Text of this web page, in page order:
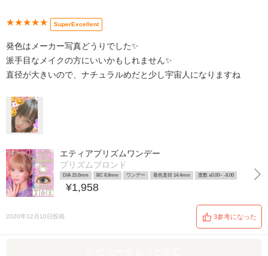
★★★★★ SuperExcellent
発色はメーカー写真どうりでした✨
派手目なメイクの方にいいかもしれません✨
直径が大きいので、ナチュラルめだと少し宇宙人になりますね
エティアプリズムワンデー
プリズムブロンド
DIA 15.0mm BC 8.8mm ワンデー 着色直径 14.4mm 度数 ±0.00~ -8.00
¥1,958
2020年12月10日投稿 3参考になった